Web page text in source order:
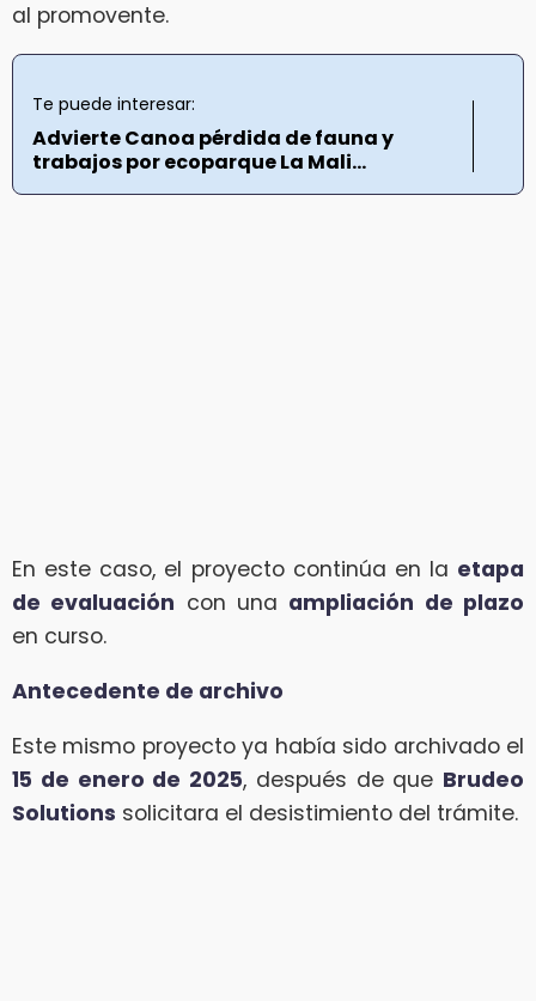
al promovente.
Te puede interesar:
Advierte Canoa pérdida de fauna y
trabajos por ecoparque La Mali...
En este caso, el proyecto continúa en la etapa
de evaluación con una ampliación de plazo
en curso.
Antecedente de archivo
Este mismo proyecto ya había sido archivado el
15 de enero de 2025, después de que Brudeo
Solutions solicitara el desistimiento del trámite.